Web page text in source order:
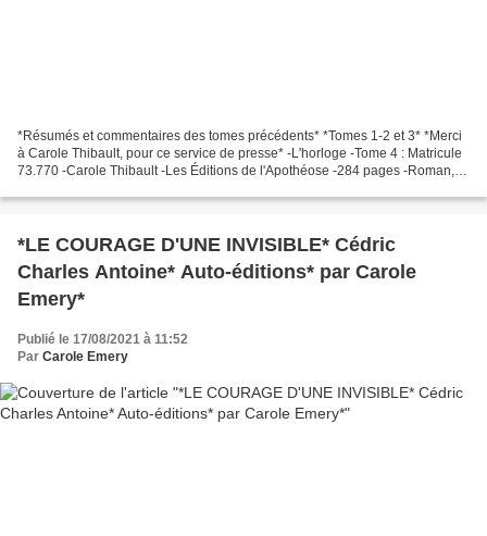
*Résumés et commentaires des tomes précédents* *Tomes 1-2 et 3* *Merci
à Carole Thibault, pour ce service de presse* -L'horloge -Tome 4 : Matricule
73.770 -Carole Thibault -Les Éditions de l'Apothéose -284 pages -Roman,
*LE COURAGE D'UNE INVISIBLE* Cédric
Charles Antoine* Auto-éditions* par Carole
Emery*
Publié le 17/08/2021 à 11:52
Par Carole Emery